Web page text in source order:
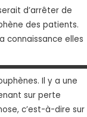
d’arrêter de
des patients.
connaissance elles
Il y a une
sur perte
c’est-à-dire sur